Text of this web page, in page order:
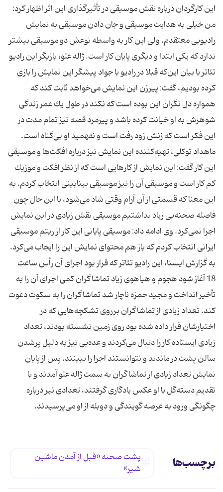
این كارگردان درباره نقش موسیقی در تأثیرگذاری این اثر اظهار كرد:
من خیلی به هدایت موسیقی و جان دادن موسیقی به نمایش
رادیویی معتقدم. ولی این كار به واسطه نوعش دو موسیقی بیشتر
ندارد كه یكی ابتدا و دیگری پایان كار است. ژاله علو، بازیگر این رادیو
تئاتر با بیان این‌كه قبلا در رادیو با جواد پیشگر این نمایش را بازی
كرده بودیم، گفت: پیرزن این نمایش می‌خواهد ثابت كند كه
همواره دل نگران این بوده است كه نكند در طول یك عمر زندگی
شوهرش به او خیانت كرده باشد و پیرمرد قصه نیز تمام مدت در
این فكر است كه زنش زود رفت است و نفهمید او بی‌گناه است.
ماهداد توكلی، تهیه‌كننده این نمایش نیز درباره افكت‌ها و موسیقی
این كار گفت: این نمایش از كارهایی است كه از نظر افكت و موزیك
كم كار است و موسیقی آن را نیز موسیقی بینابینی انتخاب كردم. به
این معنا كه قسمتی از آن آرام وقتی شاد می‌شود، با این حال چون
فاصله صحنه‌یی زیاد نداشتیم موسیقی نقش زیادی در این نمایش
اجرا نمی‌كرد. وی ادامه داد: موسیقی پایانی این كار از ریتم موسیقی
ایرانی انتخاب كردم كه باز هم محتوای نمایش این را ایجاب می‌كرد.
به گزارش ایسنا، این رادیو تئاتر كه قرار بود اجرای آن رأس ساعت
18 آغاز شود هجوم و هیاهوی زیاد تماشاگران كمی اجرای آن را به
تأخیر انداخت و مجید حمزه ناچار شد تماشاگران را به سكوت دعوت
كند. تعداد زیادی از تماشاگران برروی تشكچه‌هایی كه در
اختیارشان قرار داده شده بود روی زمین نشسته بودند، تعداد
زیادی ایستاده كار را دنبال می‌كردند و عده‌یی نیز به دلیل پرشدن
سالن پشت در ماندند و نتوانستند اجرا را ببینند. پس از پایان
نمایش تعداد زیادی از تماشاگران به سمت ژاله علو آمدند و با
تقدیم دسته‌گل با او عكس یادگاری گرفتند، تعدادی نیز درباره
چگونگی ورود به عرصه گویندگی و دوبله از او می‌پرسیدند.
برچسب‌ها
پشت صحنه «قبل از آمدن ماشين
شير»